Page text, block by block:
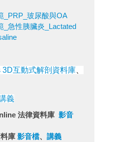
_PRP_玻尿酸與OA
_急性胰臟炎_Lactated
3D互動式解剖資料庫
義
法律資料庫 影音
庫 影音檔、講義